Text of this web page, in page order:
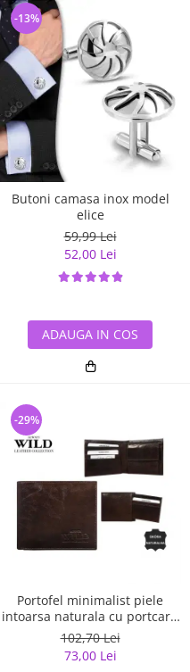
Butoni camasa inox model
elice
59,99 Lei
52,00 Lei
-13%
ADAUGA IN COS
Portofel minimalist piele
intoarsa naturala cu portcard
detasabil Wild PORM202
Maron
102,70 Lei
73,00 Lei
-29%